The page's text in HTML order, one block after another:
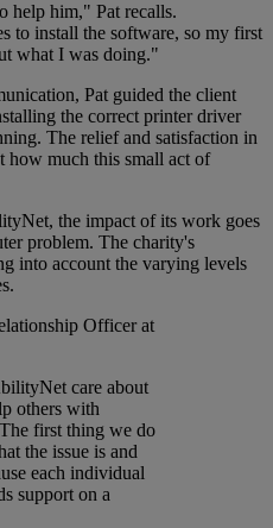
help him," Pat recalls.
to install the software, so my first
what I was doing."
Pat guided the client
the correct printer driver
The relief and satisfaction in
how much this small act of
the impact of its work goes
problem. The charity's
into account the varying levels
Officer at
care about
others with
first thing we do
the issue is and
each individual
support on a